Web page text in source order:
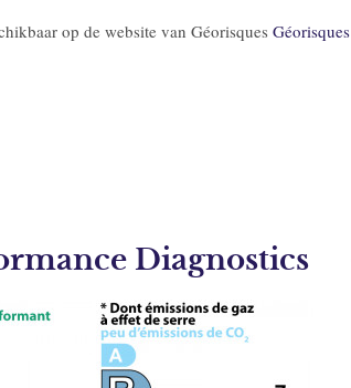
op de website van GéorisquesGéorisques
Diagnostics